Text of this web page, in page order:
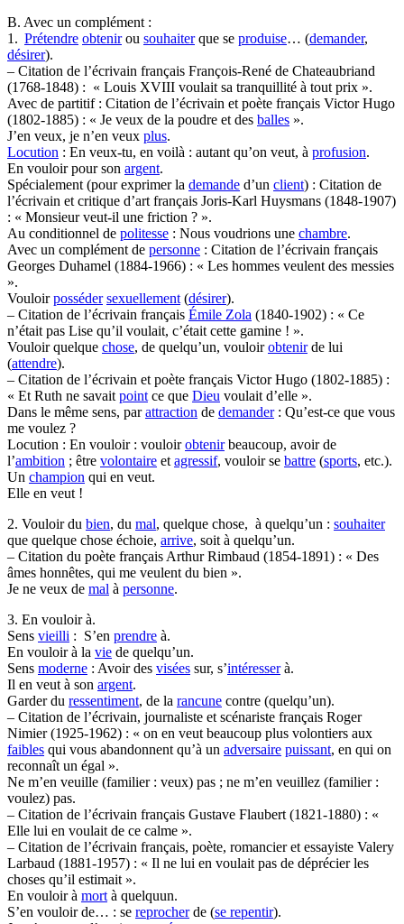
B. Avec un complément :
1. Prétendre obtenirou souhaiterque se produise… (demander,
désirer).
– Citation de l’écrivain français François-René de Chateaubriand
(1768-1848) : « Louis XVIII voulait sa tranquillité à tout prix ».
Avec de partitif : Citation de l’écrivain et poète français Victor Hugo
(1802-1885) : « Je veux de la poudre et des balles ».
J’en veux, je n’en veux plus.
Locution : En veux-tu, en voilà : autant qu’on veut, à profusion.
En vouloir pour son argent.
Spécialement (pour exprimer la demande d’un client) : Citation de
l’écrivain et critique d’art français Joris-Karl Huysmans (1848-1907)
: « Monsieur veut-il une friction ? ».
Au conditionnel de politesse : Nous voudrions une chambre.
Avec un complément de personne : Citation de l’écrivain français
Georges Duhamel (1884-1966) : « Les hommes veulent des messies
».
Vouloirposséder sexuellement (désirer).
– Citation de l’écrivain français Émile Zola (1840-1902) : « Ce
n’était pas Lise qu’il voulait, c’était cette gamine ! ».
Vouloir quelque chose, de quelqu’un, vouloirobtenirde lui
(attendre).
– Citation de l’écrivain et poète français Victor Hugo (1802-1885) :
« Et Ruth ne savait point ce que Dieu voulait d’elle ».
Dans le même sens, parattraction de demander: Qu’est-ce que vous
me voulez ?
Locution : En vouloir : vouloirobtenirbeaucoup, avoir de
l’ambition ; être volontaire et agressif, vouloir se battre (sports, etc.).
Un champion qui en veut.
Elle en veut !
2. Vouloir du bien, du mal, quelque chose, à quelqu’un : souhaiter
que quelque chose échoie, arrive, soit à quelqu’un.
– Citation du poète français Arthur Rimbaud (1854-1891) : « Des
âmes honnêtes, qui me veulent du bien ».
Je ne veux de mal à personne.
3. En vouloir à.
Sens vieilli : S’en prendre à.
En vouloir à la vie de quelqu’un.
Sens moderne : Avoir des visées sur, s’intéresserà.
Il en veut à son argent.
Garder du ressentiment, de la rancune contre (quelqu’un).
– Citation de l’écrivain, journaliste et scénariste français Roger
Nimier (1925-1962) : « on en veut beaucoup plus volontiers aux
faibles qui vous abandonnent qu’à un adversaire puissant, en qui on
reconnaît un égal ».
Ne m’en veuille (familier : veux) pas ; ne m’en veuillez (familier :
voulez) pas.
– Citation de l’écrivain français Gustave Flaubert (1821-1880) : «
Elle lui en voulait de ce calme ».
– Citation de l’écrivain français, poète, romancier et essayiste Valery
Larbaud (1881-1957) : « Il ne lui en voulait pas de déprécier les
choses qu’il estimait ».
En vouloir à mort à quelquun.
S’en vouloir de… : se reprocherde (se repentir).